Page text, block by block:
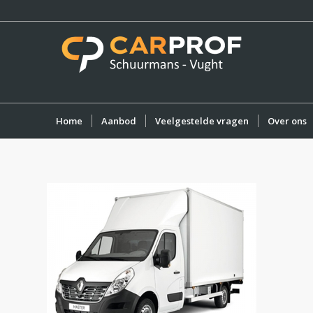
Home Aanbod Veelgestelde vragen Over ons